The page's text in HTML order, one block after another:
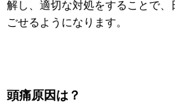
解し、適切な対処をすることで、
ごせるようになります。
頭痛原因は？